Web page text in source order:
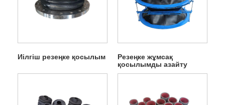
Иілгіш резеңке қосылым
Резеңке жұмсақ
қосылымды азайту